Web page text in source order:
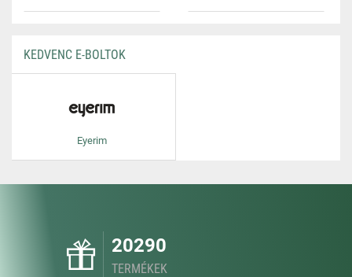
KEDVENC E-BOLTOK
Eyerim
20290
TERMÉKEK